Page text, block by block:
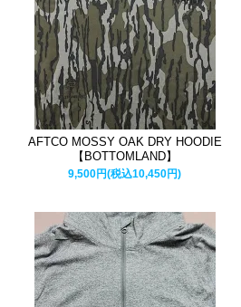
AFTCO MOSSY OAK DRY HOODIE
【BOTTOMLAND】
9,500円(税込10,450円)